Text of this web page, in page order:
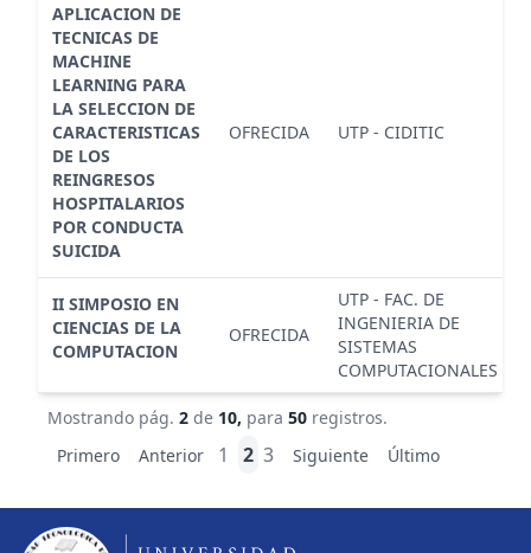
APLICACION DE
TECNICAS DE
MACHINE
LEARNING PARA
LA SELECCION DE
CARACTERISTICAS
DE LOS
REINGRESOS
HOSPITALARIOS
POR CONDUCTA
SUICIDA
OFRECIDA UTP - CIDITIC
II SIMPOSIO EN
CIENCIAS DE LA
COMPUTACION
OFRECIDA
UTP - FAC. DE
INGENIERIA DE
SISTEMAS
COMPUTACIONALES
Mostrando pág. 2 de 10, para 50 registros.
Primero
Anterior 1 2 3 Siguiente Último